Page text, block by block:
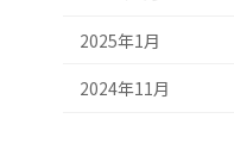
2025年1月
2024年11月